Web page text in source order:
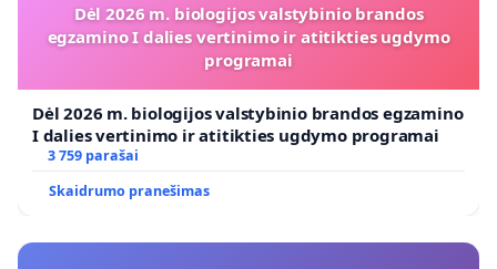
Dėl 2026 m. biologijos valstybinio brandos
egzamino I dalies vertinimo ir atitikties ugdymo
programai
Dėl 2026 m. biologijos valstybinio brandos egzamino
I dalies vertinimo ir atitikties ugdymo programai
3 759 parašai
Skaidrumo pranešimas